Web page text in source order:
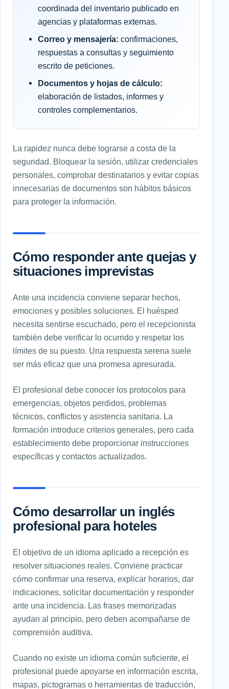
coordinada del inventario publicado en
agencias y plataformas externas.
Correo y mensajería: confirmaciones,
respuestas a consultas y seguimiento
escrito de peticiones.
Documentos y hojas de cálculo:
elaboración de listados, informes y
controles complementarios.
La rapidez nunca debe lograrse a costa de la
seguridad. Bloquear la sesión, utilizar credenciales
personales, comprobar destinatarios y evitar copias
innecesarias de documentos son hábitos básicos
para proteger la información.
Cómo responder ante quejas y
situaciones imprevistas
Ante una incidencia conviene separar hechos,
emociones y posibles soluciones. El huésped
necesita sentirse escuchado, pero el recepcionista
también debe verificar lo ocurrido y respetar los
límites de su puesto. Una respuesta serena suele
ser más eficaz que una promesa apresurada.
El profesional debe conocer los protocolos para
emergencias, objetos perdidos, problemas
técnicos, conflictos y asistencia sanitaria. La
formación introduce criterios generales, pero cada
establecimiento debe proporcionar instrucciones
específicas y contactos actualizados.
Cómo desarrollar un inglés
profesional para hoteles
El objetivo de un idioma aplicado a recepción es
resolver situaciones reales. Conviene practicar
cómo confirmar una reserva, explicar horarios, dar
indicaciones, solicitar documentación y responder
ante una incidencia. Las frases memorizadas
ayudan al principio, pero deben acompañarse de
comprensión auditiva.
Cuando no existe un idioma común suficiente, el
profesional puede apoyarse en información escrita,
mapas, pictogramas o herramientas de traducción,